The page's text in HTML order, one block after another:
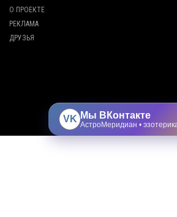
О ПРОЕКТЕ
РЕКЛАМА
ДРУЗЬЯ
VK Мы ВКонтакте
АстроМеридиан •